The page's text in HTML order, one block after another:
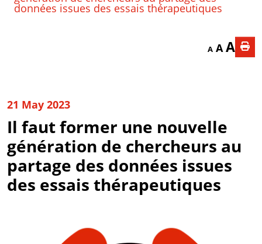
données issues des essais thérapeutiques
A
Decrease
A Reset
A
21 May 2023
Il faut former une nouvelle
génération de chercheurs au
partage des données issues
des essais thérapeutiques